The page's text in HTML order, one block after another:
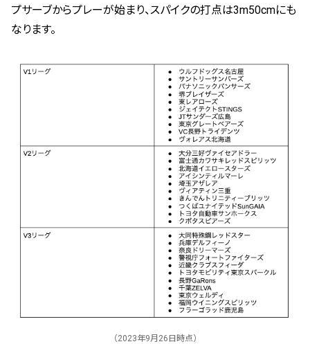
プサーブからプレーが始まり、スパイクの打点は3m50cmにも
なります。
（2023年9月26日時点）